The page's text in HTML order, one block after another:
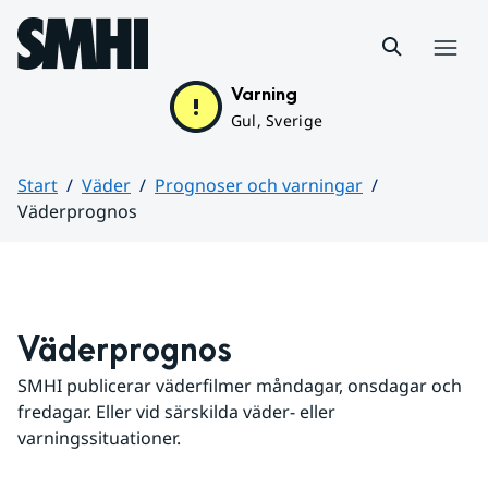
Hoppa till sidans innehåll
Varning
Gul, Sverige
Start Väder
Prognoser och varningar
Väderprognos
Väderprognos
SMHI publicerar väderfilmer måndagar, onsdagar och
fredagar. Eller vid särskilda väder- eller
varningssituationer.